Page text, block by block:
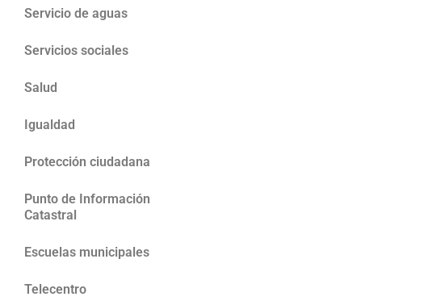
Servicio de aguas
Servicios sociales
Salud
Igualdad
Protección ciudadana
Punto de Información
Catastral
Escuelas municipales
Telecentro